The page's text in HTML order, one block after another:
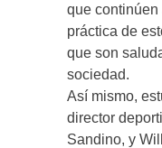
que
práctica de
que son
sociedad.
Así mismo,
director
Sandino, y